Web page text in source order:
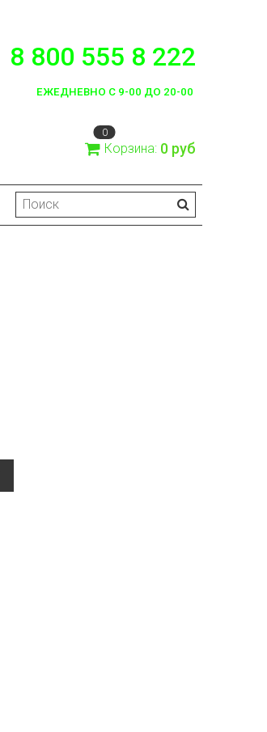
8 800 555 8 222
ЕЖЕДНЕВНО С 9-00 ДО 20-00
0
Корзина: 0 руб